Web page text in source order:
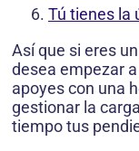
Tú tienes la
Así que si eres
desea empezar
apoyes con una
gestionar la
tiempo tus